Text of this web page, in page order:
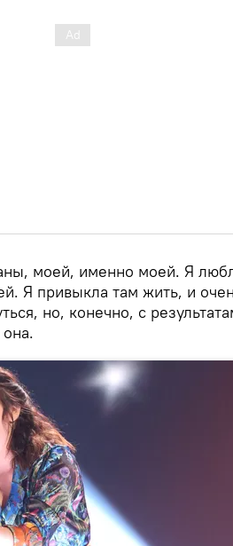
моей, именно моей. Я
Я привыкла там жить, и
но, конечно, с